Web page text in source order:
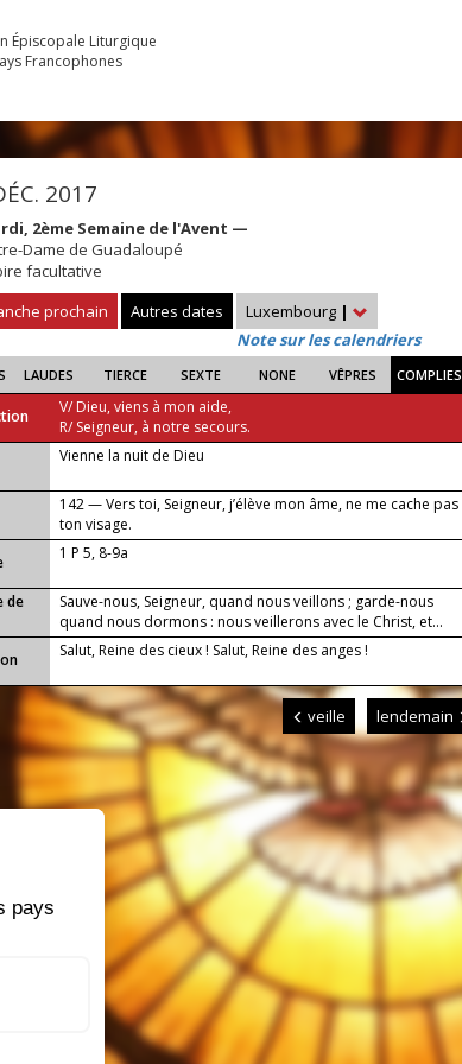
Épiscopale Liturgique
Francophones
2017
2ème Semaine de l'Avent —
Dame de Guadaloupé
facultative
prochain
Autres dates Luxembourg |
Note sur les calendriers
LAUDES TIERCE SEXTE NONE VÊPRES COMPLIES
V/ Dieu, viens à mon aide,
R/ Seigneur, à notre secours.
...
Vienne la nuit de Dieu
142 — Vers toi, Seigneur, j’élève mon âme, ne me cache pas
ton visage.
1 P 5, 8-9a
de
Sauve-nous, Seigneur, quand nous veillons ; garde-nous
quand nous dormons : nous veillerons avec le Christ, et...
Salut, Reine des cieux ! Salut, Reine des anges !
veille lendemain